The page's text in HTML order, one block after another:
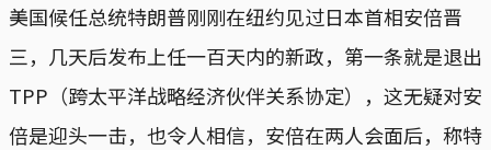
美国候任总统特朗普刚刚在纽约见过日本首相安倍晋
三，几天后发布上任一百天内的新政，第一条就是退出
TPP（跨太平洋战略经济伙伴关系协定），这无疑对安
倍是迎头一击，也令人相信，安倍在两人会面后，称特